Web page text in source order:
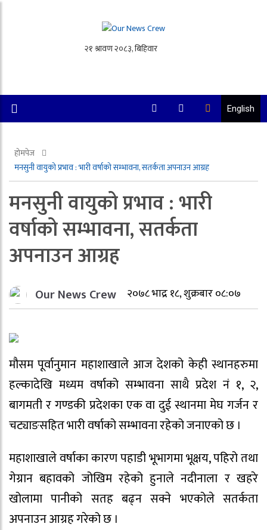
English
होमपेज
मनसुनी वायुको प्रभाव : भारी वर्षाको सम्भावना, सतर्कता अपनाउन आग्रह
मनसुनी वायुको प्रभाव : भारी
वर्षाको सम्भावना, सतर्कता
अपनाउन आग्रह
Our News Crew २०७८ भाद्र १८, शुक्रबार ०८:०७
मौसम पूर्वानुमान महाशाखाले आज देशको केही स्थानहरुमा
हल्कादेखि मध्यम वर्षाको सम्भावना साथै प्रदेश नं १, २,
बागमती र गण्डकी प्रदेशका एक वा दुई स्थानमा मेघ गर्जन र
चट्याङसहित भारी वर्षाको सम्भावना रहेको जनाएको छ ।
महाशाखाले वर्षाका कारण पहाडी भूभागमा भूक्षय, पहिरो तथा
गेग्रान बहावको जोखिम रहेको हुनाले नदीनाला र खहरे
खोलामा पानीको सतह बढ्न सक्ने भएकोले सतर्कता
अपनाउन आग्रह गरेको छ ।